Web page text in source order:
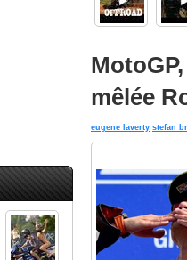
mêlée
eugene laverty stefan